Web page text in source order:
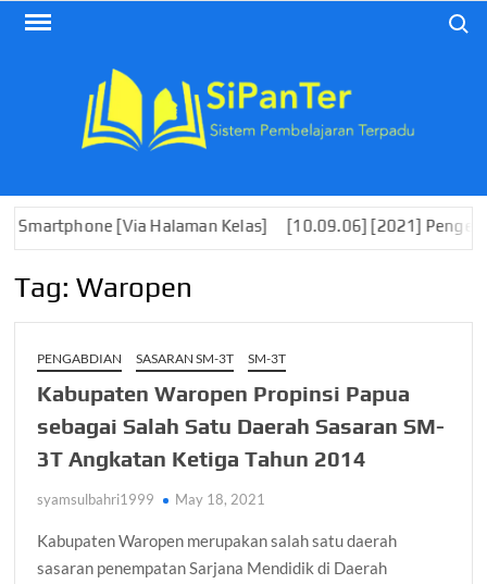
Skip
[Via Halaman Kelas] [10.09.06] [2021] Pengembangan
Tag:Waropen
PENGABDIAN SASARAN SM-3T SM-3T
Kabupaten Waropen Propinsi Papua
sebagai Salah Satu Daerah Sasaran SM-
3T Angkatan Ketiga Tahun 2014
syamsulbahri1999 May 18, 2021
Kabupaten Waropen merupakan salah satu daerah
sasaran penempatan Sarjana Mendidik di Daerah